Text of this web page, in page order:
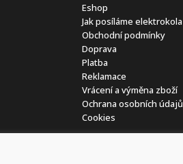
Eshop
Jak posíláme elektrokola
Obchodní podmínky
Doprava
Platba
Reklamace
Vrácení a výměna zboží
Ochrana osobních údajů
Cookies